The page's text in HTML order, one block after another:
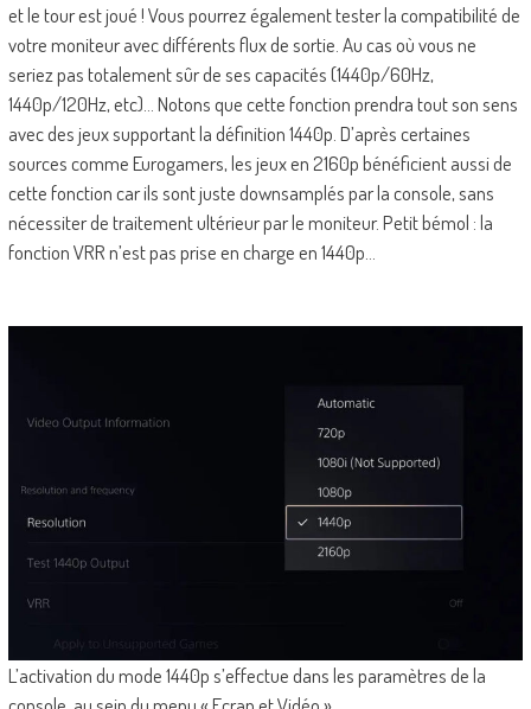
et le tour est joué ! Vous pourrez également tester la compatibilité de
votre moniteur avec différents flux de sortie. Au cas où vous ne
seriez pas totalement sûr de ses capacités (1440p/60Hz,
1440p/120Hz, etc)… Notons que cette fonction prendra tout son sens
avec des jeux supportant la définition 1440p. D’après certaines
sources comme Eurogamers, les jeux en 2160p bénéficient aussi de
cette fonction car ils sont juste downsamplés par la console, sans
nécessiter de traitement ultérieur par le moniteur. Petit bémol : la
fonction VRR n’est pas prise en charge en 1440p…
L’activation du mode 1440p s’effectue dans les paramètres de la